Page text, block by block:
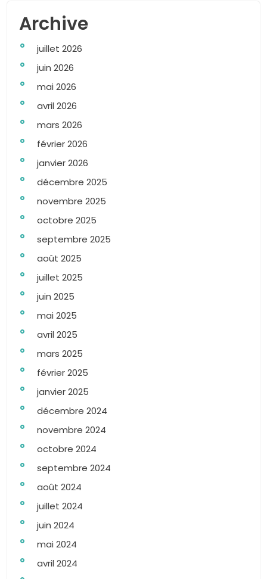
Archive
juillet 2026
juin 2026
mai 2026
avril 2026
mars 2026
février 2026
janvier 2026
décembre 2025
novembre 2025
octobre 2025
septembre 2025
août 2025
juillet 2025
juin 2025
mai 2025
avril 2025
mars 2025
février 2025
janvier 2025
décembre 2024
novembre 2024
octobre 2024
septembre 2024
août 2024
juillet 2024
juin 2024
mai 2024
avril 2024